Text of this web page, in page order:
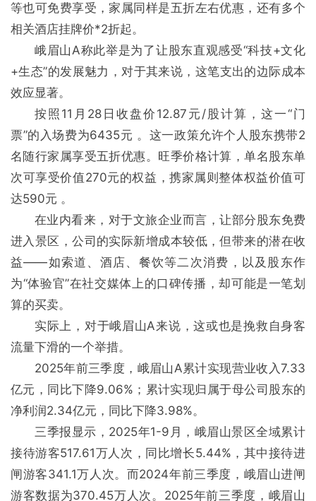
等也可免费享受，家属同样是五折左右优惠，还有多个
相关酒店挂牌价*2折起。
峨眉山A称此举是为了让股东直观感受“科技+文化
+生态”的发展魅力，对于其来说，这笔支出的边际成本
效应显著。
按照11月28日收盘价12.87元/股计算，这一“门
票”的入场费为6435元 。这一政策允许个人股东携带2
名随行家属享受五折优惠。旺季价格计算，单名股东单
次可享受价值270元的权益，携家属则整体权益价值可
达590元 。
在业内看来，对于文旅企业而言，让部分股东免费
进入景区，公司的实际新增成本较低，但带来的潜在收
益——如索道、酒店、餐饮等二次消费，以及股东作
为“体验官”在社交媒体上的口碑传播，却可能是一笔划
算的买卖。
实际上，对于峨眉山A来说，这或也是挽救自身客
流量下滑的一个举措。
2025年前三季度，峨眉山A累计实现营业收入7.33
亿元，同比下降9.06%；累计实现归属于母公司股东的
净利润2.34亿元，同比下降3.98%。
三季报显示，2025年1-9月，峨眉山景区全域累计
接待游客517.61万人次，同比增长5.44%，其中接待进
闸游客341.1万人次。而2024年前三季度，峨眉山进闸
游客数据为370.45万人次。2025年前三季度，峨眉山